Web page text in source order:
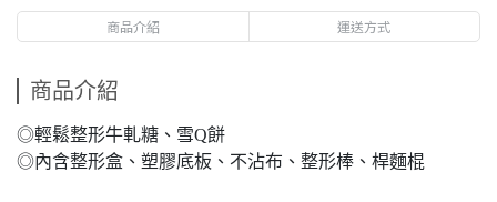
商品介紹 運送方式
商品介紹
◎輕鬆整形牛軋糖、雪Q餅
◎內含整形盒、塑膠底板、不沾布、整形棒、桿麵棍